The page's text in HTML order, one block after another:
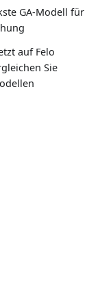
GA-Modell für
auf Felo
Sie